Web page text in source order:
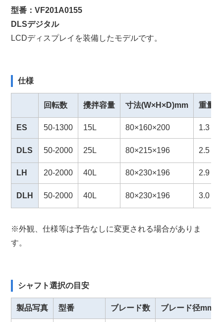
型番：VF201A0155
DLSデジタル
LCDディスプレイを装備したモデルです。
仕様
回転数 攪拌容量 寸法(W×H×D)mm 重量
ES 50-1300 15L 80×160×200 1.3
DLS 50-2000 25L 80×215×196 2.5
LH 20-2000 40L 80×230×196 2.9
DLH 50-2000 40L 80×230×196 3.0
※外観、仕様等は予告なしに変更される場合がありま
す。
シャフト選択の目安
製品写真 型番 ブレード数 ブレード径mm